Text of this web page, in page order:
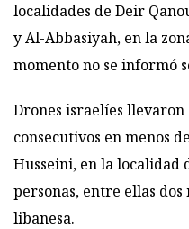
localidades de Deir
y Al-Abbasiyah, en la
momento no se informó
Drones israelíes llevaron
consecutivos en menos
Husseini, en la localidad
personas, entre ellas
libanesa.